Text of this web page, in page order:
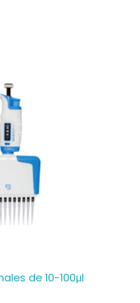
de 10-100μl